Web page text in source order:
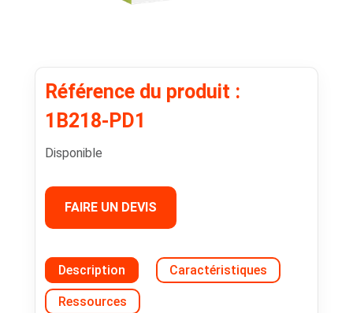
Référence du produit :
1B218-PD1
Disponible
FAIRE UN DEVIS
Description Caractéristiques
Ressources